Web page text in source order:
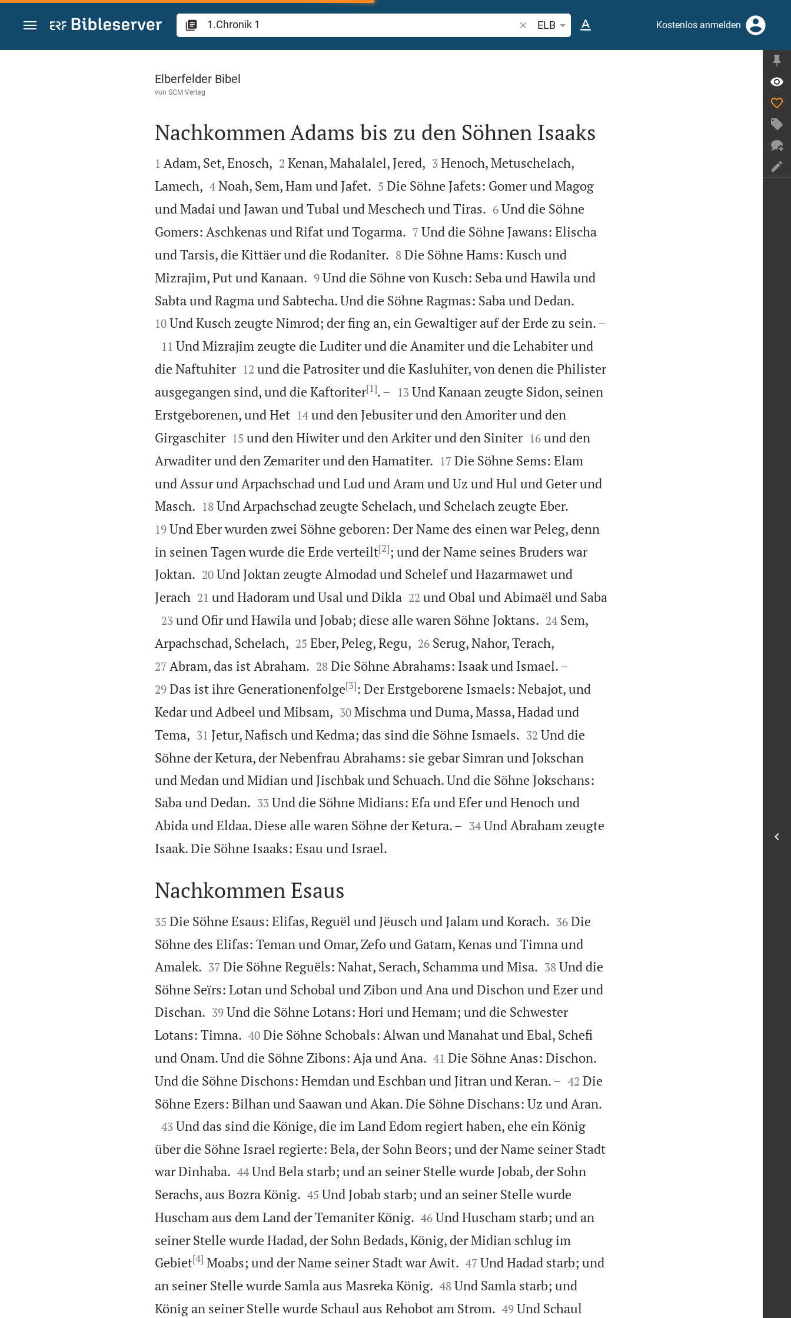
Zum Inhalt springen
Bibelstelle oder Begriff suchen
ELB Kostenlos anmelden
1.Chronik 1
Elberfelder Bibel
von SCM Verlag

Nachkommen Adams bis zu den Söhnen Isaaks

1 Adam, Set, Enosch,
2 Kenan, Mahalalel, Jered,
3 Henoch, Metuschelach,
Lamech,
4 Noah, Sem, Ham und Jafet.
5 Die Söhne Jafets: Gomer und Magog
und Madai und Jawan und Tubal und Meschech und Tiras.
6 Und die Söhne
Gomers: Aschkenas und Rifat und Togarma.
7 Und die Söhne Jawans: Elischa
und Tarsis, die Kittäer und die Rodaniter.
8 Die Söhne Hams: Kusch und
Mizrajim, Put und Kanaan.
9 Und die Söhne von Kusch: Seba und Hawila und
Sabta und Ragma und Sabtecha. Und die Söhne Ragmas: Saba und Dedan.
10 Und Kusch zeugte Nimrod; der fing an, ein Gewaltiger auf der Erde zu sein. –

11 Und Mizrajim zeugte die Luditer und die Anamiter und die Lehabiter und
die Naftuhiter
12 und die Patrositer und die Kasluhiter, von denen die Philister
ausgegangen sind, und die Kaftoriter[1]. –
13 Und Kanaan zeugte Sidon, seinen
Erstgeborenen, und Het
14 und den Jebusiter und den Amoriter und den
Girgaschiter
15 und den Hiwiter und den Arkiter und den Siniter
16 und den
Arwaditer und den Zemariter und den Hamatiter.
17 Die Söhne Sems: Elam
und Assur und Arpachschad und Lud und Aram und Uz und Hul und Geter und
Masch.
18 Und Arpachschad zeugte Schelach, und Schelach zeugte Eber.
19 Und Eber wurden zwei Söhne geboren: Der Name des einen war Peleg, denn
in seinen Tagen wurde die Erde verteilt[2]; und der Name seines Bruders war
Joktan.
20 Und Joktan zeugte Almodad und Schelef und Hazarmawet und
Jerach 

21 und Hadoram und Usal und Dikla
22 und Obal und Abimaël und Saba

23 und Ofir und Hawila und Jobab; diese alle waren Söhne Joktans.
24 Sem,
Arpachschad, Schelach,
25 Eber, Peleg, Regu,
26 Serug, Nahor, Terach,
27 Abram, das ist Abraham.
28 Die Söhne Abrahams: Isaak und Ismael. –
29 Das ist ihre Generationenfolge[3]: Der Erstgeborene Ismaels: Nebajot, und
Kedar und Adbeel und Mibsam,
30 Mischma und Duma, Massa, Hadad und
Tema,
31 Jetur, Nafisch und Kedma; das sind die Söhne Ismaels.
32 Und die
Söhne der Ketura, der Nebenfrau Abrahams: sie gebar Simran und Jokschan
und Medan und Midian und Jischbak und Schuach. Und die Söhne Jokschans:
Saba und Dedan.
33 Und die Söhne Midians: Efa und Efer und Henoch und
Abida und Eldaa. Diese alle waren Söhne der Ketura. –
34 Und Abraham zeugte
Isaak. Die Söhne Isaaks: Esau und Israel.

Nachkommen Esaus

35 Die Söhne Esaus: Elifas, Reguël und Jëusch und Jalam und Korach.
36 Die
Söhne des Elifas: Teman und Omar, Zefo und Gatam, Kenas und Timna und
Amalek.
37 Die Söhne Reguëls: Nahat, Serach, Schamma und Misa.
38 Und die
Söhne Seïrs: Lotan und Schobal und Zibon und Ana und Dischon und Ezer und
Dischan.
39 Und die Söhne Lotans: Hori und Hemam; und die Schwester
Lotans: Timna.
40 Die Söhne Schobals: Alwan und Manahat und Ebal, Schefi
und Onam. Und die Söhne Zibons: Aja und Ana.
41 Die Söhne Anas: Dischon.
Und die Söhne Dischons: Hemdan und Eschban und Jitran und Keran. –
42 Die
Söhne Ezers: Bilhan und Saawan und Akan. Die Söhne Dischans: Uz und Aran.

43 Und das sind die Könige, die im Land Edom regiert haben, ehe ein König
über die Söhne Israel regierte: Bela, der Sohn Beors; und der Name seiner Stadt
war Dinhaba.
44 Und Bela starb; und an seiner Stelle wurde Jobab, der Sohn
Serachs, aus Bozra König.
45 Und Jobab starb; und an seiner Stelle wurde
Huscham aus dem Land der Temaniter König.
46 Und Huscham starb; und an
seiner Stelle wurde Hadad, der Sohn Bedads, König, der Midian schlug im
Gebiet[4] Moabs; und der Name seiner Stadt war Awit.
47 Und Hadad starb; und
an seiner Stelle wurde Samla aus Masreka König.
48 Und Samla starb; und
König an seiner Stelle wurde Schaul aus Rehobot am Strom.
49 Und Schaul